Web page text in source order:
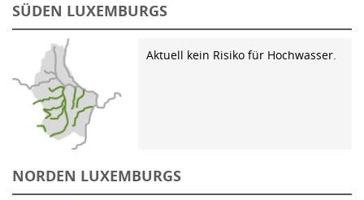
SÜDEN LUXEMBURGS
Aktuell kein Risiko für Hochwasser.
NORDEN LUXEMBURGS